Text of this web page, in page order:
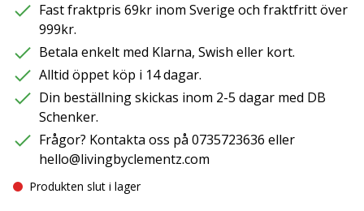
Fast fraktpris 69kr inom Sverige och fraktfritt över
999kr.
Betala enkelt med Klarna, Swish eller kort.
Alltid öppet köp i 14 dagar.
Din beställning skickas inom 2-5 dagar med DB
Schenker.
Frågor? Kontakta oss på 0735723636 eller
hello@livingbyclementz.com
Produkten slut i lager